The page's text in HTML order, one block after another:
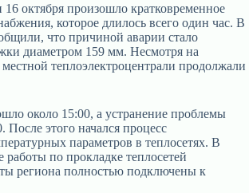
октября произошло кратковременное
которое длилось всего один час. В
что причиной аварии стало
диаметром 159 мм. Несмотря на
теплоэлектроцентрали продолжали
около 15:00, а устранение проблемы
После этого начался процесс
параметров в теплосетях. В
работы по прокладке теплосетей
региона полностью подключены к